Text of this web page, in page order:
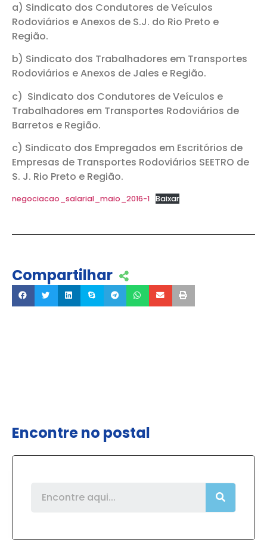
a) Sindicato dos Condutores de Veículos
Rodoviários e Anexos de S.J. do Rio Preto e
Região.
b) Sindicato dos Trabalhadores em Transportes
Rodoviários e Anexos de Jales e Região.
c) Sindicato dos Condutores de Veículos e
Trabalhadores em Transportes Rodoviários de
Barretos e Região.
c) Sindicato dos Empregados em Escritórios de
Empresas de Transportes Rodoviários SEETRO de
S. J. Rio Preto e Região.
negociacao_salarial_maio_2016-1 Baixar
Compartilhar
Encontre no postal